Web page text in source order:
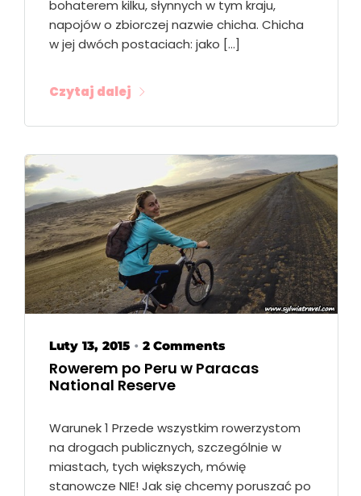
bohaterem kilku, słynnych w tym kraju,
napojów o zbiorczej nazwie chicha. Chicha
w jej dwóch postaciach: jako […]
Czytaj dalej
Luty 13, 2015 • 2 Comments
Rowerem po Peru w Paracas
National Reserve
Warunek 1 Przede wszystkim rowerzystom
na drogach publicznych, szczególnie w
miastach, tych większych, mówię
stanowcze NIE! Jak się chcemy poruszać po